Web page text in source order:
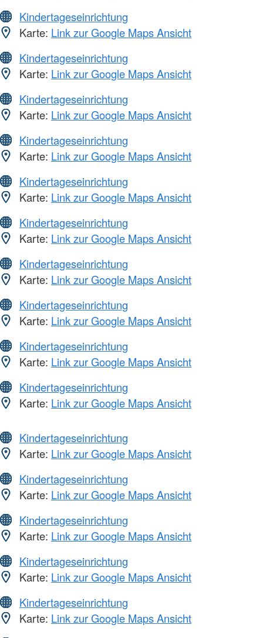
Kindertageseinrichtung
Karte: Link zur Google Maps Ansicht
Kindertageseinrichtung
Karte: Link zur Google Maps Ansicht
Kindertageseinrichtung
Karte: Link zur Google Maps Ansicht
Kindertageseinrichtung
Karte: Link zur Google Maps Ansicht
Kindertageseinrichtung
Karte: Link zur Google Maps Ansicht
Kindertageseinrichtung
Karte: Link zur Google Maps Ansicht
Kindertageseinrichtung
Karte: Link zur Google Maps Ansicht
Kindertageseinrichtung
Karte: Link zur Google Maps Ansicht
Kindertageseinrichtung
Karte: Link zur Google Maps Ansicht
Kindertageseinrichtung
Karte: Link zur Google Maps Ansicht
Kindertageseinrichtung
Karte: Link zur Google Maps Ansicht
Kindertageseinrichtung
Karte: Link zur Google Maps Ansicht
Kindertageseinrichtung
Karte: Link zur Google Maps Ansicht
Kindertageseinrichtung
Karte: Link zur Google Maps Ansicht
Kindertageseinrichtung
Karte: Link zur Google Maps Ansicht